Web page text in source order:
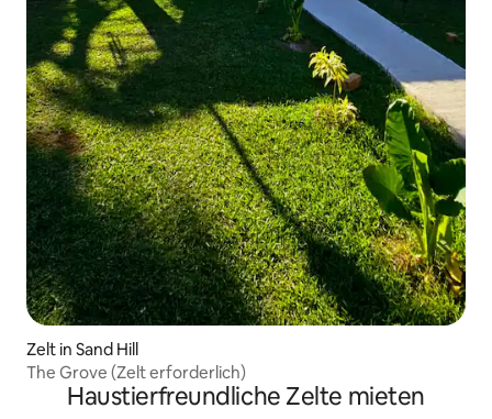
Zelt in Sand Hill
The Grove (Zelt erforderlich)
Haustierfreundliche Zelte mieten